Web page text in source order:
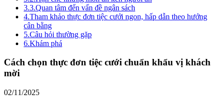
3.3.Quan tâm đến vấn đề ngân sách
4.Tham khảo thực đơn tiệc cưới ngon, hấp dẫn theo hướng
cân bằng
5.Câu hỏi thường gặp
6.Khám phá
Cách chọn thực đơn tiệc cưới chuẩn khẩu vị khách
mời
02/11/2025